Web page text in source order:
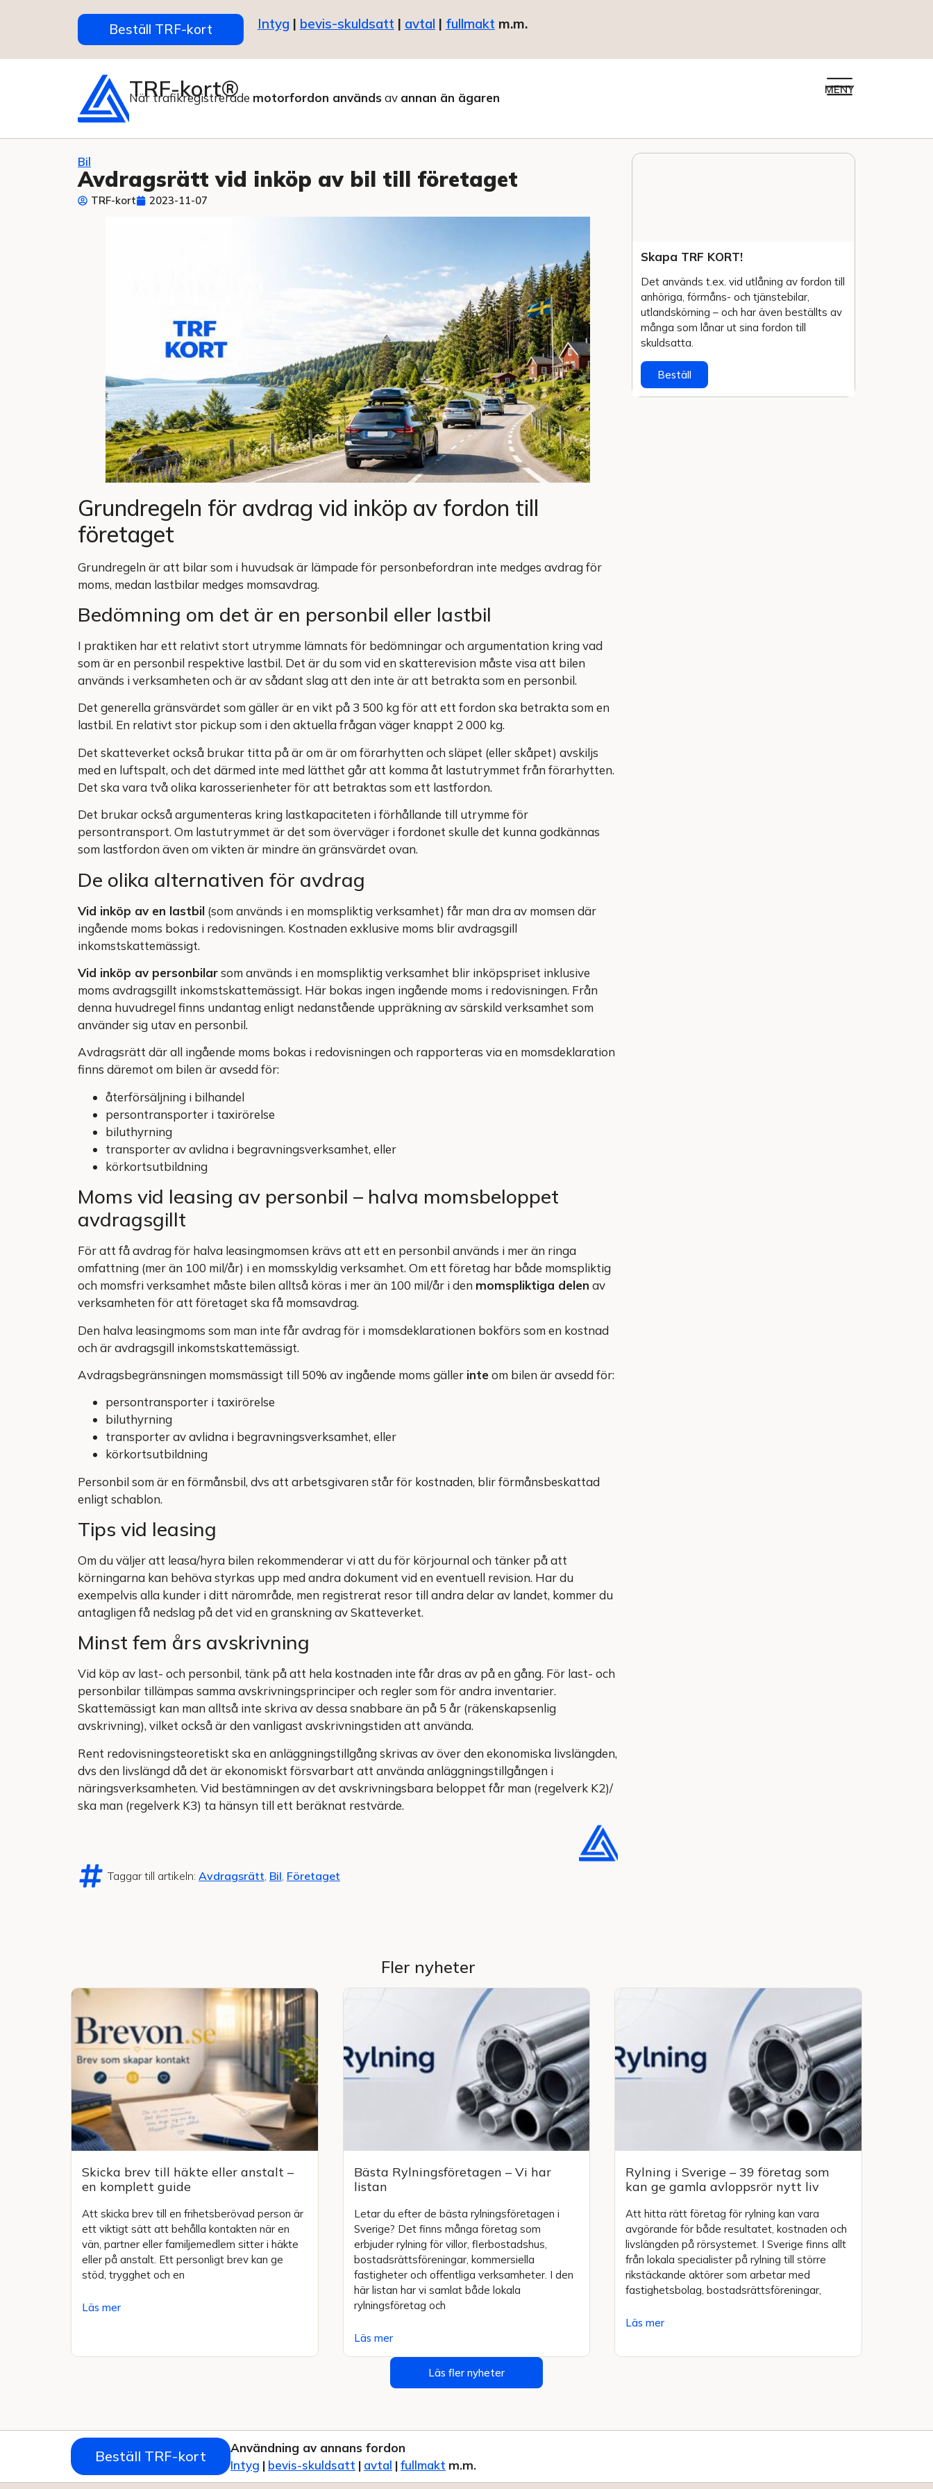
Beställ TRF-kort Intyg | bevis-skuldsatt | avtal | fullmakt m.m.
TRF-kort®
När trafikregistrerade motorfordon används av annan än ägaren
MENY
Bil
Avdragsrätt vid inköp av bil till företaget
TRF-kort 2023-11-07
Grundregeln för avdrag vid inköp av fordon till
företaget
Grundregeln är att bilar som i huvudsak är lämpade för personbefordran inte medges avdrag för
moms, medan lastbilar medges momsavdrag.
Bedömning om det är en personbil eller lastbil
I praktiken har ett relativt stort utrymme lämnats för bedömningar och argumentation kring vad
som är en personbil respektive lastbil. Det är du som vid en skatterevision måste visa att bilen
används i verksamheten och är av sådant slag att den inte är att betrakta som en personbil.
Det generella gränsvärdet som gäller är en vikt på 3 500 kg för att ett fordon ska betrakta som en
lastbil. En relativt stor pickup som i den aktuella frågan väger knappt 2 000 kg.
Det skatteverket också brukar titta på är om är om förarhytten och släpet (eller skåpet) avskiljs
med en luftspalt, och det därmed inte med lätthet går att komma åt lastutrymmet från förarhytten.
Det ska vara två olika karosserienheter för att betraktas som ett lastfordon.
Det brukar också argumenteras kring lastkapaciteten i förhållande till utrymme för
persontransport. Om lastutrymmet är det som överväger i fordonet skulle det kunna godkännas
som lastfordon även om vikten är mindre än gränsvärdet ovan.
De olika alternativen för avdrag
Vid inköp av en lastbil (som används i en momspliktig verksamhet) får man dra av momsen där
ingående moms bokas i redovisningen. Kostnaden exklusive moms blir avdragsgill
inkomstskattemässigt.
Vid inköp av personbilarsom används i en momspliktig verksamhet blir inköpspriset inklusive
moms avdragsgillt inkomstskattemässigt. Här bokas ingen ingående moms i redovisningen. Från
denna huvudregel finns undantag enligt nedanstående uppräkning av särskild verksamhet som
använder sig utav en personbil.
Avdragsrätt där all ingående moms bokas i redovisningen och rapporteras via en momsdeklaration
finns däremot om bilen är avsedd för:
återförsäljning i bilhandel
persontransporter i taxirörelse
biluthyrning
transporter av avlidna i begravningsverksamhet, eller
körkortsutbildning
Moms vid leasing av personbil – halva momsbeloppet
avdragsgillt
För att få avdrag för halva leasingmomsen krävs att ett en personbil används i mer än ringa
omfattning (mer än 100 mil/år) i en momsskyldig verksamhet. Om ett företag har både momspliktig
och momsfri verksamhet måste bilen alltså köras i mer än 100 mil/år i den momspliktiga delen av
verksamheten för att företaget ska få momsavdrag.
Den halva leasingmoms som man inte får avdrag för i momsdeklarationen bokförs som en kostnad
och är avdragsgill inkomstskattemässigt.
Avdragsbegränsningen momsmässigt till 50% av ingående moms gäller inteom bilen är avsedd för:
persontransporter i taxirörelse
biluthyrning
transporter av avlidna i begravningsverksamhet, eller
körkortsutbildning
Personbil som är en förmånsbil, dvs att arbetsgivaren står för kostnaden, blir förmånsbeskattad
enligt schablon.
Tips vid leasing
Om du väljer att leasa/hyra bilen rekommenderar vi att du för körjournal och tänker på att
körningarna kan behöva styrkas upp med andra dokument vid en eventuell revision. Har du
exempelvis alla kunder i ditt närområde, men registrerat resor till andra delar av landet, kommer du
antagligen få nedslag på det vid en granskning av Skatteverket.
Minst fem års avskrivning
Vid köp av last- och personbil, tänk på att hela kostnaden inte får dras av på en gång. För last- och
personbilar tillämpas samma avskrivningsprinciper och regler som för andra inventarier.
Skattemässigt kan man alltså inte skriva av dessa snabbare än på 5 år (räkenskapsenlig
avskrivning), vilket också är den vanligast avskrivningstiden att använda.
Rent redovisningsteoretiskt ska en anläggningstillgång skrivas av över den ekonomiska livslängden,
dvs den livslängd då det är ekonomiskt försvarbart att använda anläggningstillgången i
näringsverksamheten. Vid bestämningen av det avskrivningsbara beloppet får man (regelverk K2)/
ska man (regelverk K3) ta hänsyn till ett beräknat restvärde.
Taggar till artikeln: Avdragsrätt, Bil, Företaget
Skapa TRF KORT!
Det används t.ex. vid utlåning av fordon till
anhöriga, förmåns- och tjänstebilar,
utlands­körning – och har även beställts av
många som lånar ut sina fordon till
skuldsatta.
Beställ
Fler nyheter
Skicka brev till häkte eller anstalt –
en komplett guide
Att skicka brev till en frihetsberövad person är
ett viktigt sätt att behålla kontakten när en
vän, partner eller familjemedlem sitter i häkte
eller på anstalt. Ett personligt brev kan ge
stöd, trygghet och en
Läs mer
Bästa Rylningsföretagen – Vi har
listan
Letar du efter de bästa rylningsföretagen i
Sverige? Det finns många företag som
erbjuder rylning för villor, flerbostadshus,
bostadsrättsföreningar, kommersiella
fastigheter och offentliga verksamheter. I den
här listan har vi samlat både lokala
rylningsföretag och
Läs mer
Rylning i Sverige – 39 företag som
kan ge gamla avloppsrör nytt liv
Att hitta rätt företag för rylning kan vara
avgörande för både resultatet, kostnaden och
livslängden på rörsystemet. I Sverige finns allt
från lokala specialister på rylning till större
rikstäckande aktörer som arbetar med
fastighetsbolag, bostadsrättsföreningar,
Läs mer
Läs fler nyheter
Beställ TRF-kort
Användning av annans fordon
Intyg | bevis-skuldsatt | avtal |fullmakt m.m.